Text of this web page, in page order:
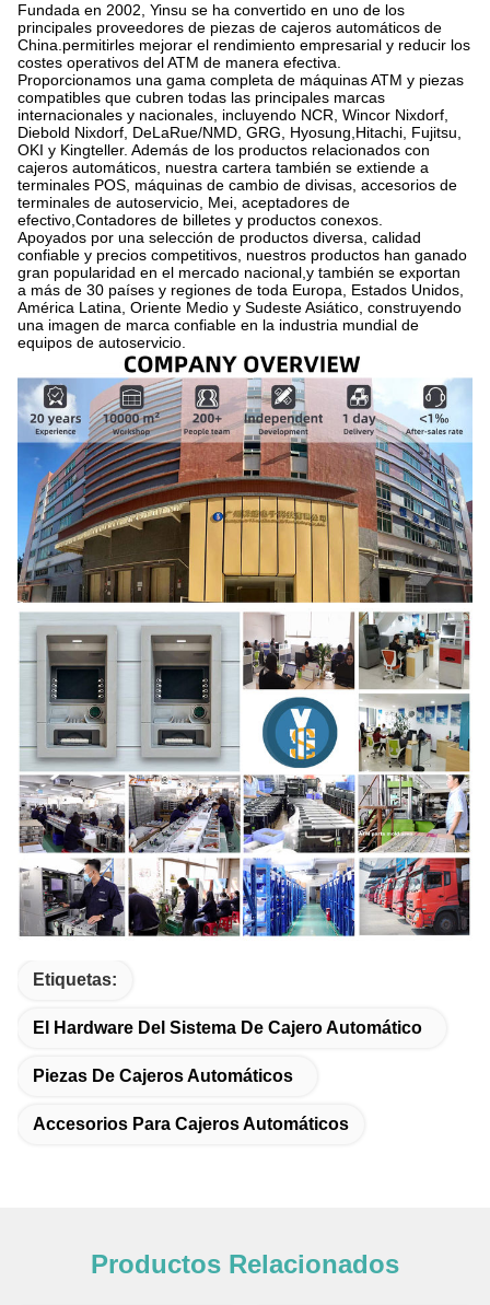
Fundada en 2002, Yinsu se ha convertido en uno de los
principales proveedores de piezas de cajeros automáticos de
China.permitirles mejorar el rendimiento empresarial y reducir los
costes operativos del ATM de manera efectiva.
Proporcionamos una gama completa de máquinas ATM y piezas
compatibles que cubren todas las principales marcas
internacionales y nacionales, incluyendo NCR, Wincor Nixdorf,
Diebold Nixdorf, DeLaRue/NMD, GRG, Hyosung,Hitachi, Fujitsu,
OKI y Kingteller. Además de los productos relacionados con
cajeros automáticos, nuestra cartera también se extiende a
terminales POS, máquinas de cambio de divisas, accesorios de
terminales de autoservicio, Mei, aceptadores de
efectivo,Contadores de billetes y productos conexos.
Apoyados por una selección de productos diversa, calidad
confiable y precios competitivos, nuestros productos han ganado
gran popularidad en el mercado nacional,y también se exportan
a más de 30 países y regiones de toda Europa, Estados Unidos,
América Latina, Oriente Medio y Sudeste Asiático, construyendo
una imagen de marca confiable en la industria mundial de
equipos de autoservicio.
Etiquetas:
El Hardware Del Sistema De Cajero Automático
Piezas De Cajeros Automáticos
Accesorios Para Cajeros Automáticos
Productos Relacionados